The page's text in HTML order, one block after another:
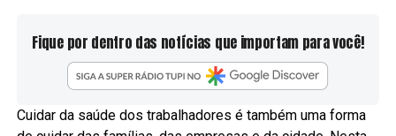
Fique por dentro das notícias que importam para você!
Cuidar da saúde dos trabalhadores é também uma forma